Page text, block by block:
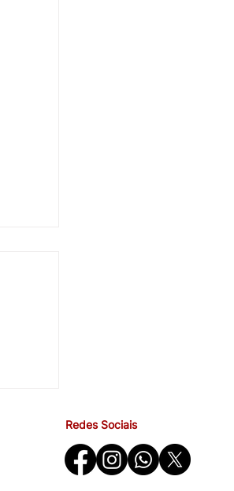
Redes Sociais